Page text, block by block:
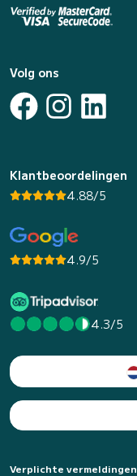
Volg ons
Klantbeoordelingen
4.88/5
4.9/5
4.3/5
Verplichte vermeldingen